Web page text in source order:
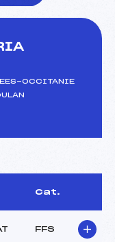
OCCITANIE
Cat.
FFS